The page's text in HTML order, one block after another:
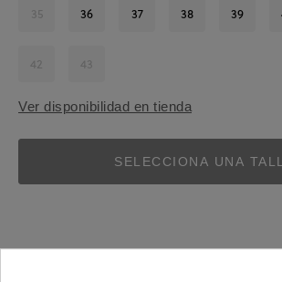
35 36 37 38 39
42 43
Ver disponibilidad en tienda
SELECCIONA UNA